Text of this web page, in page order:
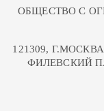
ОБЩЕСТВО С
121309,
ФИЛЕВСКИЙ